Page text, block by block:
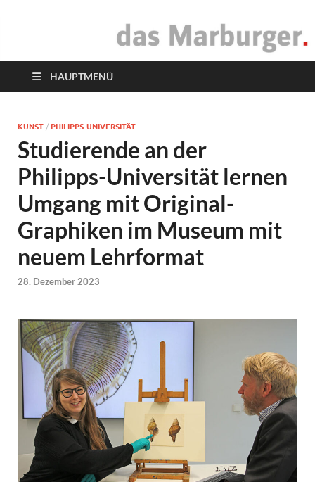
das Marburger.
HAUPTMENÜ
KUNST / PHILIPPS-UNIVERSITÄT
Studierende an der
Philipps-Universität lernen
Umgang mit Original-
Graphiken im Museum mit
neuem Lehrformat
28. Dezember 2023